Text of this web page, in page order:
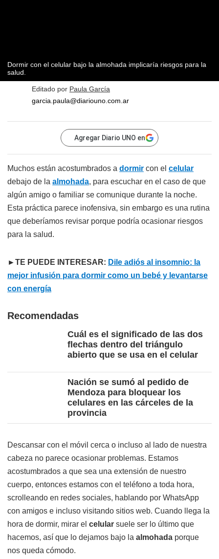
Dormir con el celular bajo la almohada implicaría riesgos para la
salud.
Editado por Paula García
garcia.paula@diariouno.com.ar
Agregar Diario UNO en
Muchos están acostumbrados a dormir con el celular
debajo de la almohada, para escuchar en el caso de que
algún amigo o familiar se comunique durante la noche.
Esta práctica parece inofensiva, sin embargo es una rutina
que deberíamos revisar porque podría ocasionar riesgos
para la salud.
►TE PUEDE INTERESAR: Dile adiós al insomnio: la
mejor infusión para dormir como un bebé y levantarse
con energía
Recomendadas
Cuál es el significado de las dos
flechas dentro del triángulo
abierto que se usa en el celular
Nación se sumó al pedido de
Mendoza para bloquear los
celulares en las cárceles de la
provincia
Descansar con el móvil cerca o incluso al lado de nuestra
cabeza no parece ocasionar problemas. Estamos
acostumbrados a que sea una extensión de nuestro
cuerpo, entonces estamos con el teléfono a toda hora,
scrolleando en redes sociales, hablando por WhatsApp
con amigos e incluso visitando sitios web. Cuando llega la
hora de dormir, mirar el celular suele ser lo último que
hacemos, así que lo dejamos bajo la almohada porque
nos queda cómodo.